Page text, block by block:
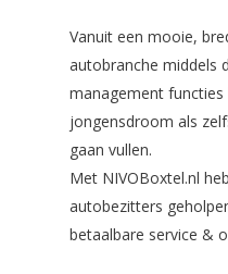
Vanuit een mooie,
autobranche middels
management functies
jongensdroom als
gaan vullen.
Met NIVOBoxtel.nl
autobezitters
betaalbare service &